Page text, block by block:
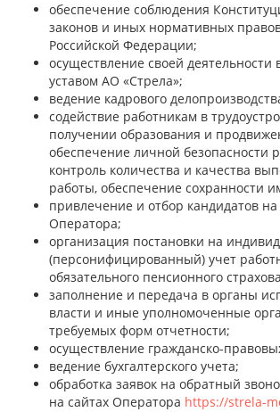
обеспечение соблюдения
законов и иных нормативных
Российской Федерации;
осуществление своей деятельности
уставом АО «Стрела»;
ведение кадрового
содействие работникам в
получении образования и
обеспечение личной безопасности
контроль количества и качества
работы, обеспечение сохранности
привлечение и отбор кандидатов на
Оператора;
организация постановки на
(персонифицированный) учет
обязательного пенсионного
заполнение и передача в органы
власти и иные уполномоченные
требуемых форм отчетности;
осуществление гражданско-
ведение бухгалтерского учета;
обработка заявок на обратный
на сайтах Оператора https://strela-